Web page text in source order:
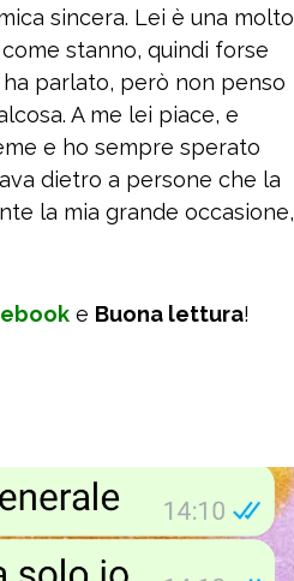
sincera. Lei è una molto
stanno, quindi forse
parlato, però non penso
A me lei piace, e
e ho sempre sperato
dietro a persone che la
la mia grande occasione,
e Buona lettura!